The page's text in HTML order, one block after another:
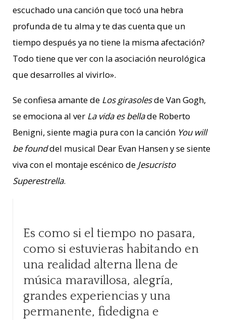
escuchado una canción que tocó una hebra
profunda de tu alma y te das cuenta que un
tiempo después ya no tiene la misma afectación?
Todo tiene que ver con la asociación neurológica
que desarrolles al vivirlo».
Se confiesa amante de Los girasolesde Van Gogh,
se emociona al ver La vida es bellade Roberto
Benigni, siente magia pura con la canción You will
be founddel musical Dear Evan Hansen y se siente
viva con el montaje escénico de Jesucristo
Superestrella.
Es como si el tiempo no pasara,
como si estuvieras habitando en
una realidad alterna llena de
música maravillosa, alegría,
grandes experiencias y una
permanente, fidedigna e